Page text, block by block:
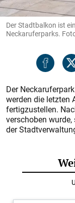
Der Stadtbalkon ist
Neckaruferparks.
Der
werden die letzten
fertigzustellen.
verschoben
der